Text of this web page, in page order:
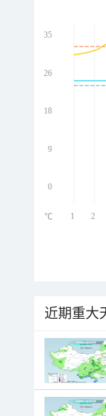
35
26
18
9
0
1 2
℃
近期重大